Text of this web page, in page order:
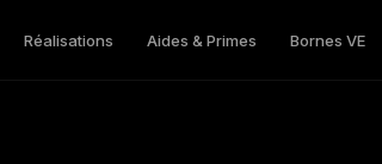
Réalisations Aides & Primes Bornes VE